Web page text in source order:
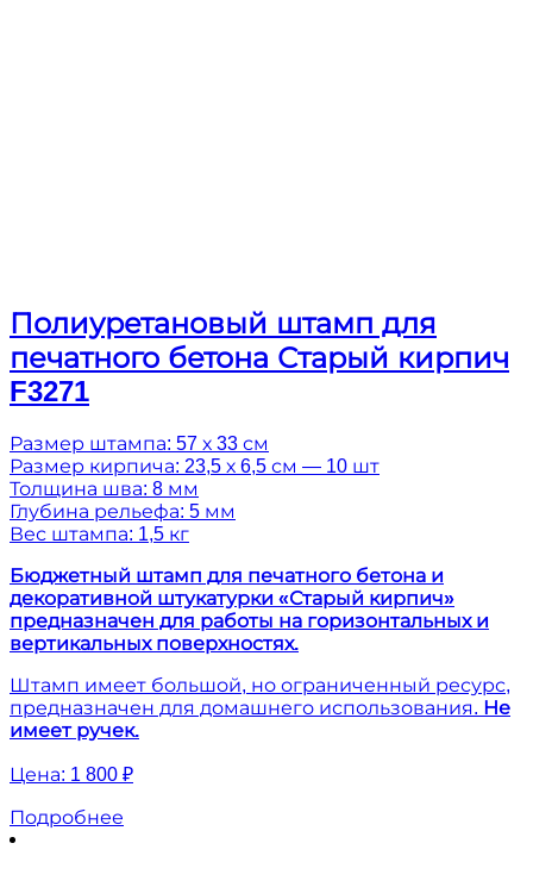
Полиуретановый штамп для
печатного бетона Старый кирпич
F3271
Размер штампа: 57 х 33 см
Размер кирпича: 23,5 х 6,5 см — 10 шт
Толщина шва: 8 мм
Глубина рельефа: 5 мм
Вес штампа: 1,5 кг
Бюджетный штамп для печатного бетона и
декоративной штукатурки «Старый кирпич»
предназначен для работы на горизонтальных и
вертикальных поверхностях.
Штамп имеет большой, но ограниченный ресурс,
предназначен для домашнего использования. Не
имеет ручек.
Цена: 1 800 ₽
Подробнее